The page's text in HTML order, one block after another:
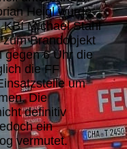
Heigl wurde
Michael Stahl
Brandobjekt
gegen 6 Uhr die
die FF
um
Die
definitiv
ein
vermutet.